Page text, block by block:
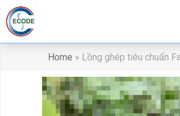
Home » Lồng ghép tiêu chuẩn